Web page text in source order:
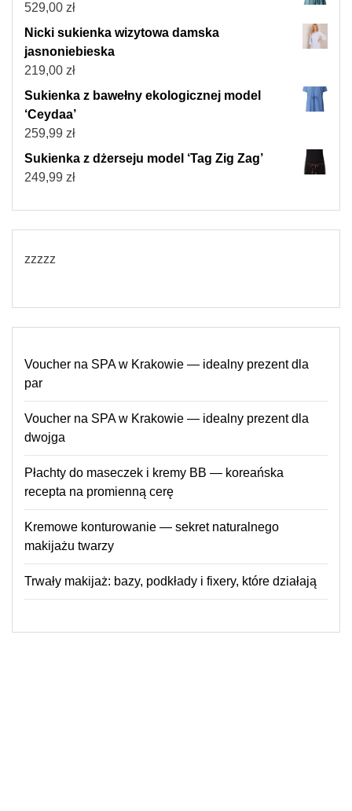
529,00 zł
Nicki sukienka wizytowa damska
jasnoniebieska
219,00 zł
Sukienka z bawełny ekologicznej model
‘Ceydaa’
259,99 zł
Sukienka z dżerseju model ‘Tag Zig Zag’
249,99 zł
zzzzz
Voucher na SPA w Krakowie — idealny prezent dla
par
Voucher na SPA w Krakowie — idealny prezent dla
dwojga
Płachty do maseczek i kremy BB — koreańska
recepta na promienną cerę
Kremowe konturowanie — sekret naturalnego
makijażu twarzy
Trwały makijaż: bazy, podkłady i fixery, które działają